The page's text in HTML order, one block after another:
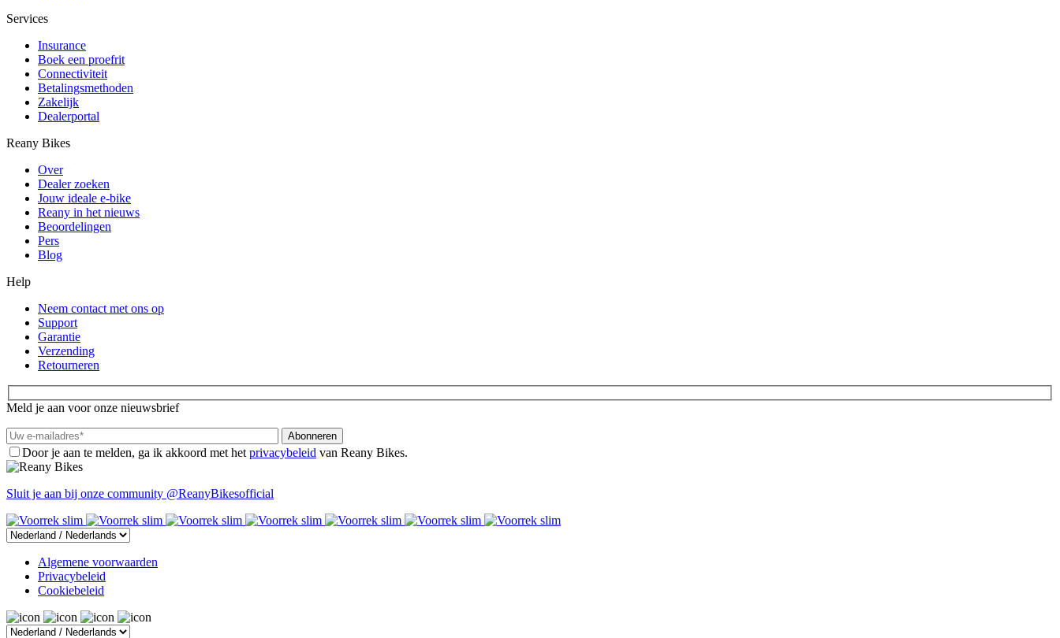
Services
Insurance
Boek een proefrit
Connectiviteit
Betalingsmethoden
Zakelijk
Dealerportal
Reany Bikes
Over
Dealer zoeken
Jouw ideale e-bike
Reany in het nieuws
Beoordelingen
Pers
Blog
Help
Neem contact met ons op
Support
Garantie
Verzending
Retourneren
Meld je aan voor onze nieuwsbrief
Door je aan te melden, ga ik akkoord met het privacybeleid van Reany Bikes.
Sluit je aan bij onze community @ReanyBikesofficial
Algemene voorwaarden
Privacybeleid
Cookiebeleid